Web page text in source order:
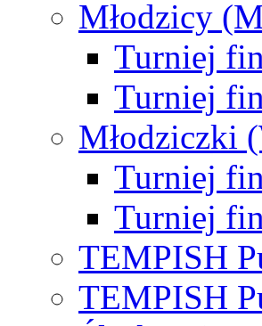
Młodzicy
Turniej
Turniej
Młodziczki
Turniej
Turniej
TEMPISH
TEMPISH